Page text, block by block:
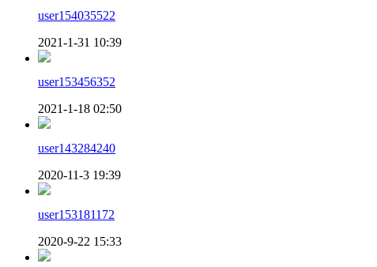
user154035522
2021-1-31 10:39
user153456352
2021-1-18 02:50
user143284240
2020-11-3 19:39
user153181172
2020-9-22 15:33